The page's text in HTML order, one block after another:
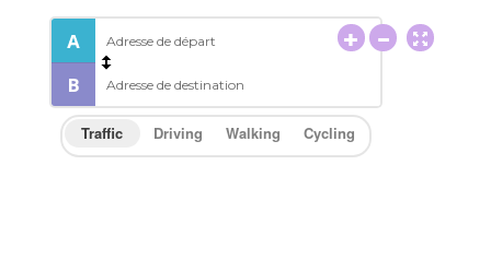
Traffic Driving Walking Cycling